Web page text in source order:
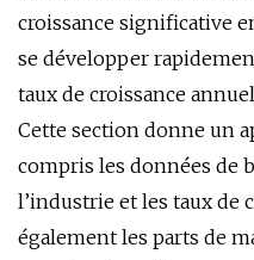
croissance significative
se développer
taux de croissance
Cette section donne un
compris les données de
l’industrie et les taux de
également les parts de